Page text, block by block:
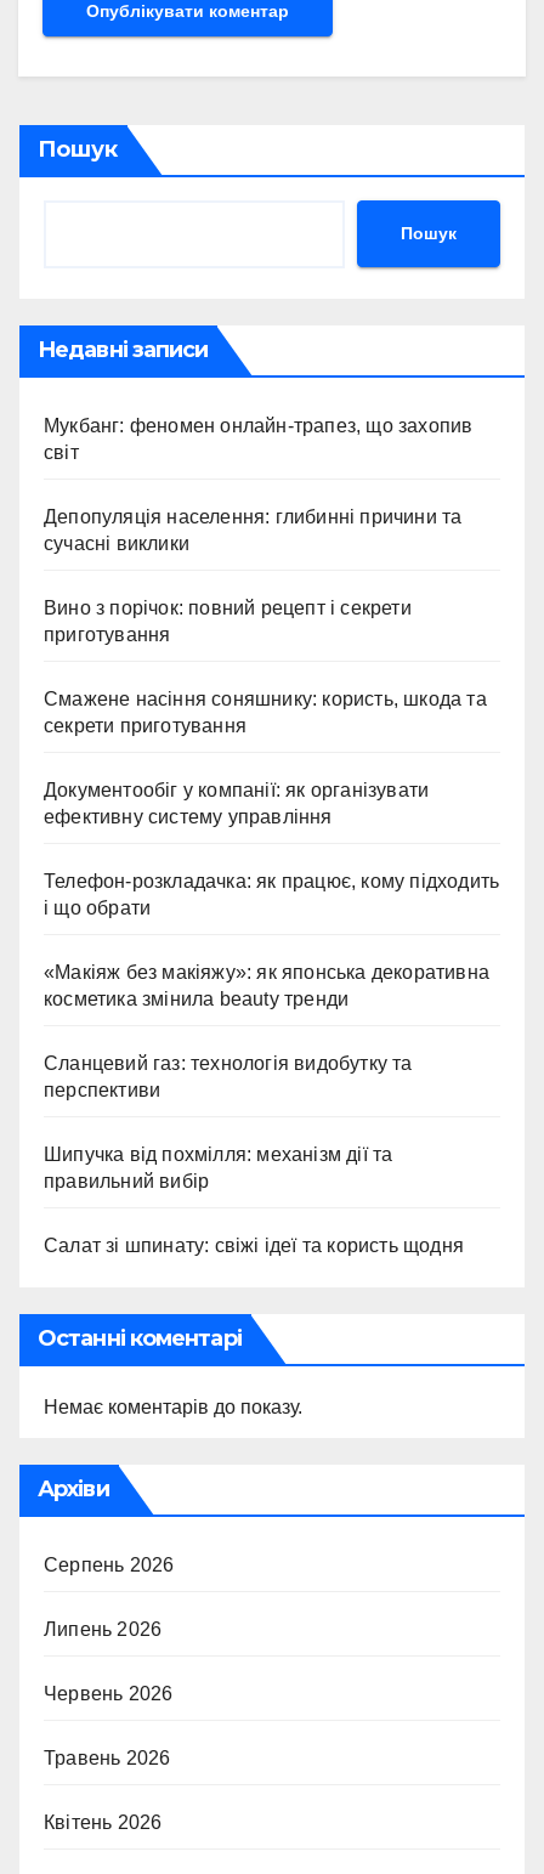
Пошук
Пошук
Недавні записи
Мукбанг: феномен онлайн-трапез, що захопив
світ
Депопуляція населення: глибинні причини та
сучасні виклики
Вино з порічок: повний рецепт і секрети
приготування
Смажене насіння соняшнику: користь, шкода та
секрети приготування
Документообіг у компанії: як організувати
ефективну систему управління
Телефон-розкладачка: як працює, кому підходить
і що обрати
«Макіяж без макіяжу»: як японська декоративна
косметика змінила beauty тренди
Сланцевий газ: технологія видобутку та
перспективи
Шипучка від похмілля: механізм дії та
правильний вибір
Салат зі шпинату: свіжі ідеї та користь щодня
Останні коментарі
Немає коментарів до показу.
Архіви
Серпень 2026
Липень 2026
Червень 2026
Травень 2026
Квітень 2026